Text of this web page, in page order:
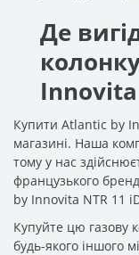
Де
Innovita
Купити Atlantic by
магазині. Наша
тому у нас
французького
by Innovita NTR 11
Купуйте цю газову
будь-якого іншого